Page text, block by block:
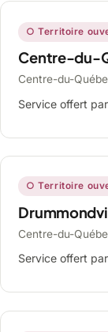
○ Territoire
Centre-du-
Centre-du-
Service offert
○ Territoire
Centre-du-
Service offert